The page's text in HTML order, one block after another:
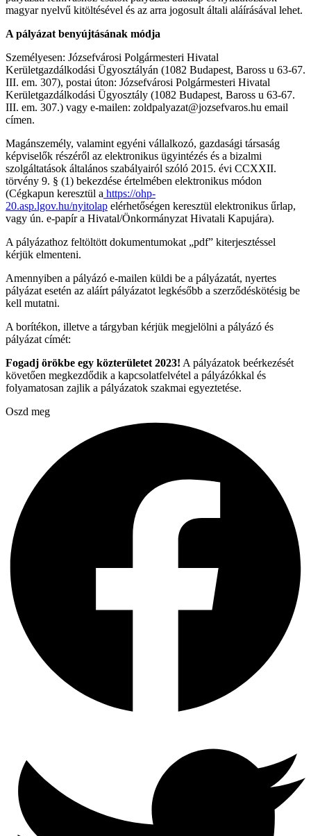
magyar nyelvű kitöltésével és az arra jogosult általi aláírásával lehet.
A pályázat benyújtásának módja
Személyesen: Józsefvárosi Polgármesteri Hivatal
Kerületgazdálkodási Ügyosztályán (1082 Budapest, Baross u 63-67.
III. em. 307), postai úton: Józsefvárosi Polgármesteri Hivatal
Kerületgazdálkodási Ügyosztály (1082 Budapest, Baross u 63-67.
III. em. 307.) vagy e-mailen: zoldpalyazat@jozsefvaros.hu email
címen.
Magánszemély, valamint egyéni vállalkozó, gazdasági társaság
képviselők részéről az elektronikus ügyintézés és a bizalmi
szolgáltatások általános szabályairól szóló 2015. évi CCXXII.
törvény 9. § (1) bekezdése értelmében elektronikus módon
(Cégkapun keresztül a https://ohp-
20.asp.lgov.hu/nyitolap elérhetőségen keresztül elektronikus űrlap,
vagy ún. e-papír a Hivatal/Önkormányzat Hivatali Kapujára).
A pályázathoz feltöltött dokumentumokat „pdf” kiterjesztéssel
kérjük elmenteni.
Amennyiben a pályázó e-mailen küldi be a pályázatát, nyertes
pályázat esetén az aláírt pályázatot legkésőbb a szerződéskötésig be
kell mutatni.
A borítékon, illetve a tárgyban kérjük megjelölni a pályázó és
pályázat címét:
Fogadj örökbe egy közterületet 2023! A pályázatok beérkezését
követően megkezdődik a kapcsolatfelvétel a pályázókkal és
folyamatosan zajlik a pályázatok szakmai egyeztetése.
Oszd meg